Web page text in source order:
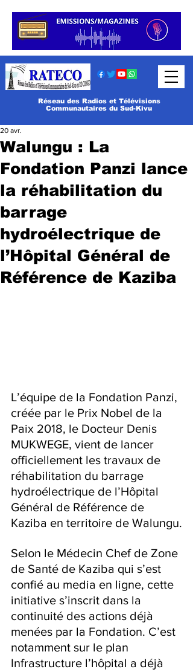
Réseau des Radios et Télévisions
Communautaires du Sud-Kivu
Walungu : La
Fondation Panzi lance
la réhabilitation du
barrage
hydroélectrique de
l’Hôpital Général de
Référence de Kaziba
20 avr.
L’équipe de la Fondation Panzi,
créée par le Prix Nobel de la
Paix 2018, le Docteur Denis
MUKWEGE, vient de lancer
officiellement les travaux de
réhabilitation du barrage
hydroélectrique de l’Hôpital
Général de Référence de
Kaziba en territoire de Walungu.
‎Selon le Médecin Chef de Zone
de Santé de Kaziba qui s’est
confié au media en ligne, cette
initiative s’inscrit dans la
continuité des actions déjà
menées par la Fondation. C’est
notamment sur le plan
Infrastructure l’hôpital a déjà